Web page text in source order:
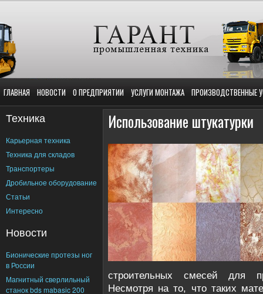
ГЛАВНАЯ НОВОСТИ О ПРЕДПРИЯТИИ УСЛУГИ МОНТАЖА ПРОИЗВОДСТВЕННЫЕ
Техника
Карьерная техника
Техника для складов
Транспортеры
Дробильное оборудование
Статьи
Интересно
Новости
Бионические протезы ног
в России
Магнитный сверлильный
станок bds mabasic 200
Использование штукатурки
строительных смесей для
Несмотря на то, что таких